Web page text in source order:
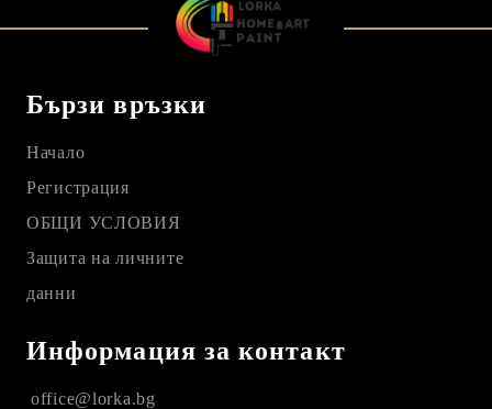
Бързи връзки
Начало
Регистрация
ОБЩИ УСЛОВИЯ
Защита на личните
данни
Информация за контакт
office@lorka.bg